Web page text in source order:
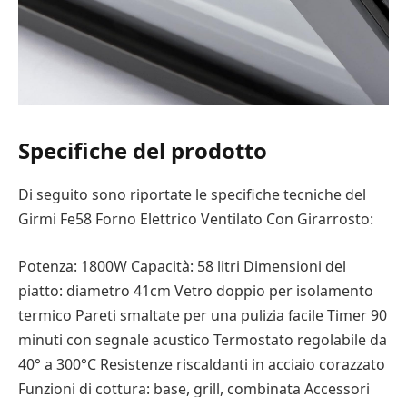
Specifiche del prodotto
Di seguito sono riportate le specifiche tecniche del
Girmi Fe58 Forno Elettrico Ventilato Con Girarrosto:
Potenza: 1800W Capacità: 58 litri Dimensioni del
piatto: diametro 41cm Vetro doppio per isolamento
termico Pareti smaltate per una pulizia facile Timer 90
minuti con segnale acustico Termostato regolabile da
40° a 300°C Resistenze riscaldanti in acciaio corazzato
Funzioni di cottura: base, grill, combinata Accessori